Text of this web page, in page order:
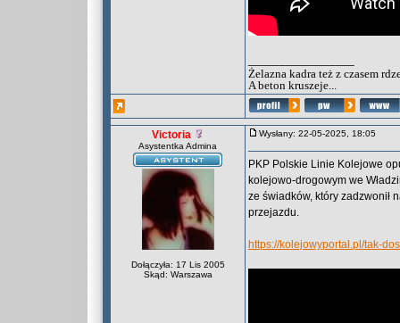
Żelazna kadra też z czasem
A beton kruszeje...
Victoria
Asystentka Admina
Dołączyła: 17 Lis 2005
Skąd: Warszawa
Wysłany: 22-05-2025, 18:05
PKP Polskie Linie Kolejowe
kolejowo-drogowym we
ze świadków, który zadzwonił
przejazdu.
https://kolejowyportal.pl/tak-